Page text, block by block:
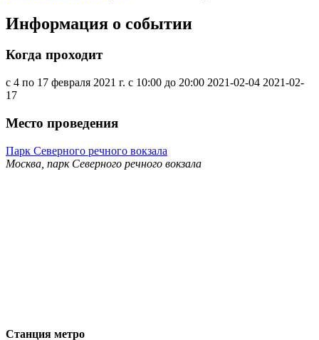
Информация о событии
Когда проходит
с 4 по 17 февраля 2021 г. с 10:00 до 20:00 2021-02-04 2021-02-
17
Место проведения
Парк Северного речного вокзала
Москва, парк Северного речного вокзала
Станция метро